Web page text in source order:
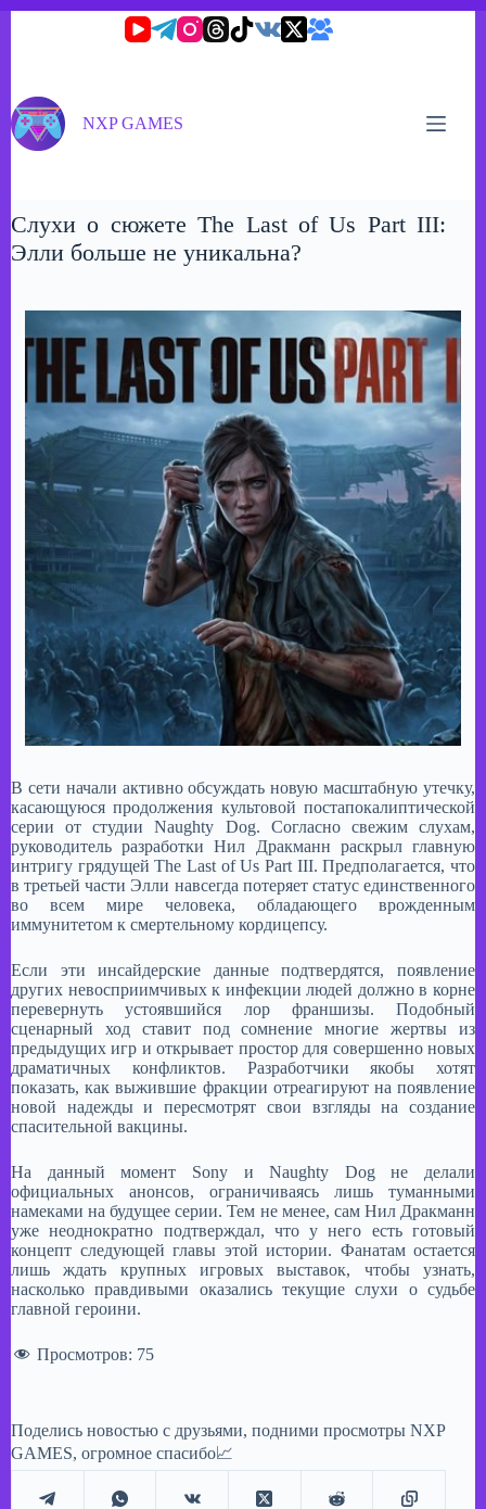
NXP GAMES
Слухи о сюжете The Last of Us Part III:
Элли больше не уникальна?
В сети начали активно обсуждать новую масштабную утечку,
касающуюся продолжения культовой постапокалиптической
серии от студии Naughty Dog. Согласно свежим слухам,
руководитель разработки Нил Дракманн раскрыл главную
интригу грядущей The Last of Us Part III. Предполагается, что
в третьей части Элли навсегда потеряет статус единственного
во всем мире человека, обладающего врожденным
иммунитетом к смертельному кордицепсу.
Если эти инсайдерские данные подтвердятся, появление
других невосприимчивых к инфекции людей должно в корне
перевернуть устоявшийся лор франшизы. Подобный
сценарный ход ставит под сомнение многие жертвы из
предыдущих игр и открывает простор для совершенно новых
драматичных конфликтов. Разработчики якобы хотят
показать, как выжившие фракции отреагируют на появление
новой надежды и пересмотрят свои взгляды на создание
спасительной вакцины.
На данный момент Sony и Naughty Dog не делали
официальных анонсов, ограничиваясь лишь туманными
намеками на будущее серии. Тем не менее, сам Нил Дракманн
уже неоднократно подтверждал, что у него есть готовый
концепт следующей главы этой истории. Фанатам остается
лишь ждать крупных игровых выставок, чтобы узнать,
насколько правдивыми оказались текущие слухи о судьбе
главной героини.
Просмотров: 75
Поделись новостью с друзьями, подними просмотры NXP
GAMES, огромное спасибо📈